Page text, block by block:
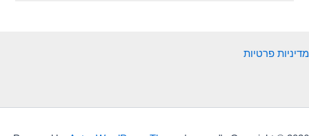
מדיניות פרטיות